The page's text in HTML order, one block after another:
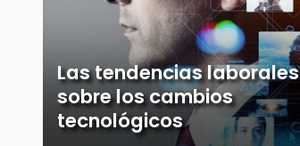
Las tendencias laborales
sobre los cambios
tecnológicos